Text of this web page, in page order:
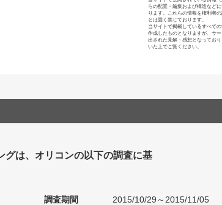
らの配置・編集および構造など
ります。これらの情報を権利者
とは固く禁じております。
当サイトで掲載しているすべて
作成したものとなりますが、サ
出された見解・感想となってお
いた上でご覧ください。
グは、オリコンの以下の調査に基
調査期間
2015/10/29～2015/11/05